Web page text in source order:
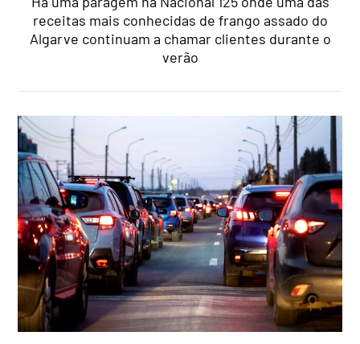
receitas mais conhecidas de frango assado do
Algarve continuam a chamar clientes durante o
verão